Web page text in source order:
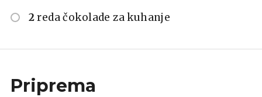
2 reda čokolade za kuhanje
Priprema